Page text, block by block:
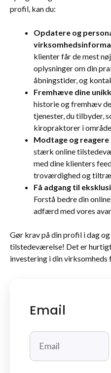
profil, kan du:
Opdatere og
klienter får de mest
oplysninger om din
åbningstider, og
Fremhæve dine
historie og fremhæv
tjenester, du tilbyder,
kiropraktorer i
Modtage og reagere
stærk online
med dine klienters
troværdighed og
Få adgang til
Forstå bedre din
adfærd med vores
Gør krav på din profil i dag
tilstedeværelse! Det er
investering i din virksomheds
Email